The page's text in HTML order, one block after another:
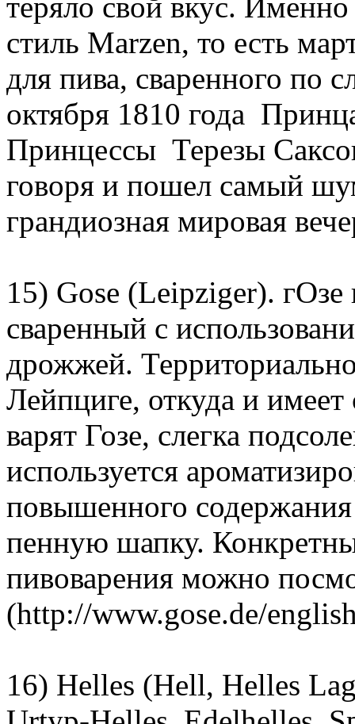
стиль Marzen, то есть
для пива, сваренного по
октября 1810 года
Принцессы Терезы
говоря и пошел самый
грандиозная мировая
15) Gose (Leipziger). гОзе
сваренный с
дрожжей.
Лейпциге, откуда и имеет
варят Гозе, слегка
используется
повышенного
пенную шапку.
пивоварения можно
(http://www.gose.de/
16) Helles (Hell, Helles